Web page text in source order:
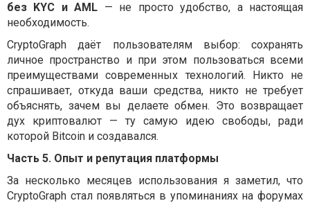
без KYC и AML — не просто удобство, а настоящая
необходимость.
CryptoGraph даёт пользователям выбор: сохранять
личное пространство и при этом пользоваться всеми
преимуществами современных технологий. Никто не
спрашивает, откуда ваши средства, никто не требует
объяснять, зачем вы делаете обмен. Это возвращает
дух криптовалют — ту самую идею свободы, ради
которой Bitcoin и создавался.
Часть 5. Опыт и репутация платформы
За несколько месяцев использования я заметил, что
CryptoGraph стал появляться в упоминаниях на форумах